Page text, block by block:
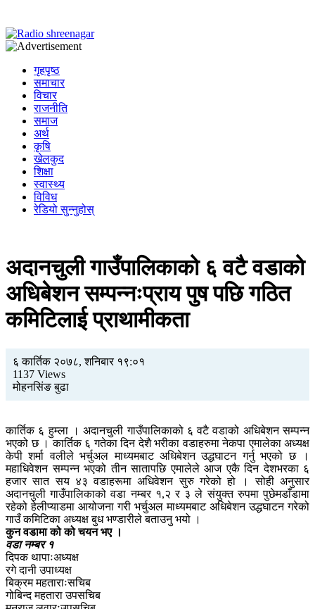
गृहपृष्ठ
समाचार
विचार
राजनीति
समाज
अर्थ
कृषि
खेलकुद
शिक्षा
स्वास्थ्य
विविध
रेडियो सुन्नुहोस्
अदानचुली गाउँपालिकाको ६ वटै वडाको
अधिबेशन सम्पन्नःप्राय पुष पछि गठित
कमिटिलाई प्राथामीकता
६ कार्तिक २०७८, शनिबार १९:०१
1137 Views
मोहनसिंङ बुढा
कार्तिक ६ हुम्ला । अदानचुली गाउँपालिकाको ६ वटै वडाको अधिबेशन सम्पन्न
भएको छ । कार्तिक ६ गतेका दिन देशै भरीका वडाहरुमा नेकपा एमालेका अध्यक्ष
केपी शर्मा वलीले भर्चुअल माध्यमबाट अधिबेशन उद्धघाटन गर्नु भएको छ ।
महाधिवेशन सम्पन्न भएको तीन सातापछि एमालेले आज एकै दिन देशभरका ६
हजार सात सय ४३ वडाहरूमा अधिवेशन सुरु गरेको हो । सोही अनुसार
अदानचुली गाउँपालिकाको वडा नम्बर १,२ र ३ ले संयुक्त रुपमा पुछेमडाँडामा
रहेको हेलीप्याडमा आयोजना गरी भर्चुअल माध्यमबाट अधिबेशन उद्धघाटन गरेको
गाउँ कमिटिका अध्यक्ष बुध भण्डारीले बताउनु भयो ।
कुन वडामा को को चयन भए ।
वडा नम्बर १
दिपक थापाःअध्यक्ष
रगे दानी उपाध्यक्ष
बिक्रम महताराःसचिब
गोबिन्द महतारा उपसचिब